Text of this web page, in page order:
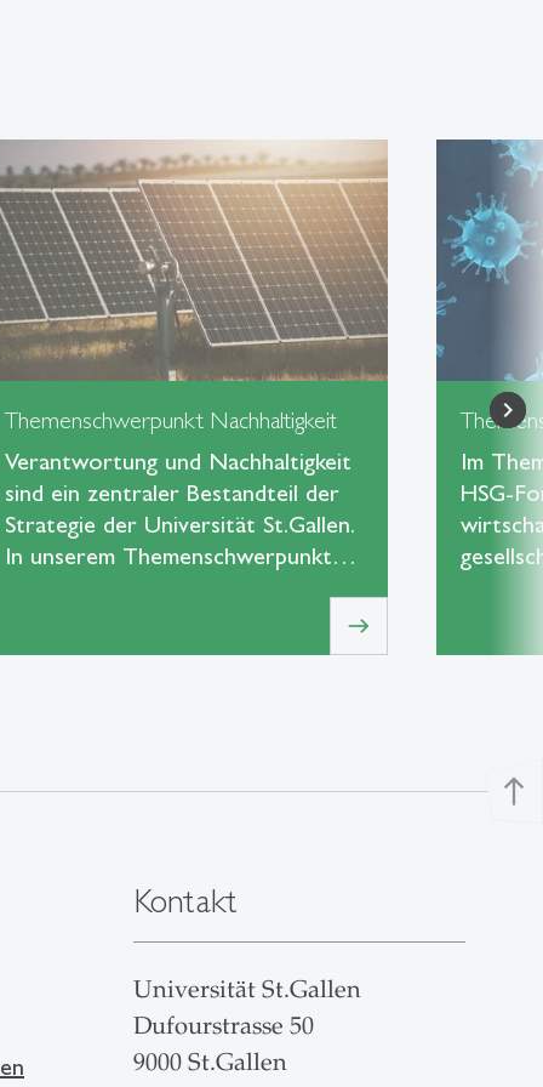
Themenschwerpunkt Nachhaltigkeit
Verantwortung und Nachhaltigkeit
sind ein zentraler Bestandteil der
Strategie der Universität St.Gallen.
In unserem Themenschwerpunkt…
east
Im
HSG-
north
Kontakt
Universität St.Gallen
Dufourstrasse 50
9000 St.Gallen